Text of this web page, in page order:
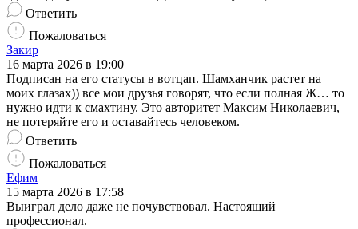
Ответить
Пожаловаться
Закир
16 марта 2026 в 19:00
Подписан на его статусы в вотцап. Шамханчик растет на
моих глазах)) все мои друзья говорят, что если полная Ж… то
нужно идти к смахтину. Это авторитет Максим Николаевич,
не потеряйте его и оставайтесь человеком.
Ответить
Пожаловаться
Ефим
15 марта 2026 в 17:58
Выиграл дело даже не почувствовал. Настоящий
профессионал.